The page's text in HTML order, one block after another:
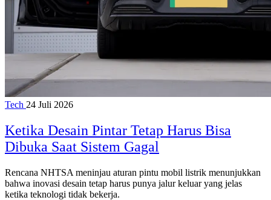
Tech 24 Juli 2026
Ketika Desain Pintar Tetap Harus Bisa
Dibuka Saat Sistem Gagal
Rencana NHTSA meninjau aturan pintu mobil listrik menunjukkan
bahwa inovasi desain tetap harus punya jalur keluar yang jelas
ketika teknologi tidak bekerja.